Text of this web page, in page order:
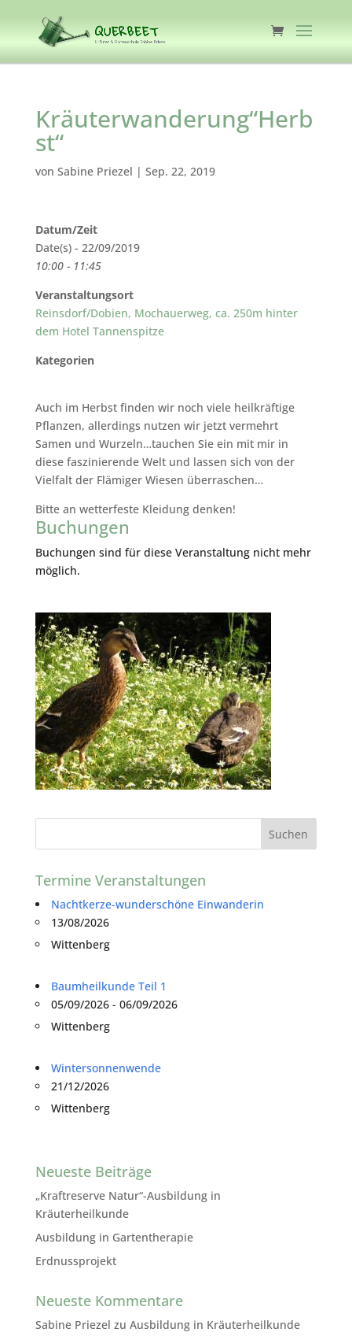
Kräuterwanderung“Herb
st“
von Sabine Priezel | Sep. 22, 2019
Datum/Zeit
Date(s) - 22/09/2019
10:00 - 11:45
Veranstaltungsort
Reinsdorf/Dobien, Mochauerweg, ca. 250m hinter
dem Hotel Tannenspitze
Kategorien
Auch im Herbst finden wir noch viele heilkräftige
Pflanzen, allerdings nutzen wir jetzt vermehrt
Samen und Wurzeln…tauchen Sie ein mit mir in
diese faszinierende Welt und lassen sich von der
Vielfalt der Flämiger Wiesen überraschen…
Bitte an wetterfeste Kleidung denken!
Buchungen
Buchungen sind für diese Veranstaltung nicht mehr
möglich.
Termine Veranstaltungen
Nachtkerze-wunderschöne Einwanderin
13/08/2026
Wittenberg
Baumheilkunde Teil 1
05/09/2026 - 06/09/2026
Wittenberg
Wintersonnenwende
21/12/2026
Wittenberg
Neueste Beiträge
„Kraftreserve Natur“-Ausbildung in
Kräuterheilkunde
Ausbildung in Gartentherapie
Erdnussprojekt
Neueste Kommentare
Sabine Priezel zu Ausbildung in Kräuterheilkunde